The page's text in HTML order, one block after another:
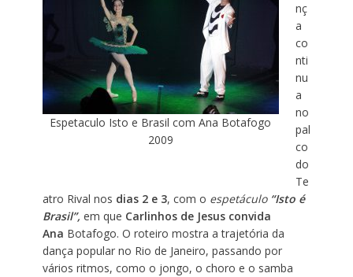
Espetaculo Isto e Brasil com Ana Botafogo
2009
nç
a
co
nti
nu
a
no
pal
co
do
Te
atro Rival nos dias 2 e 3, com o espetáculo “Isto é
Brasil”, em que Carlinhos de Jesus convida
Ana Botafogo. O roteiro mostra a trajetória da
dança popular no Rio de Janeiro, passando por
vários ritmos, como o jongo, o choro e o samba